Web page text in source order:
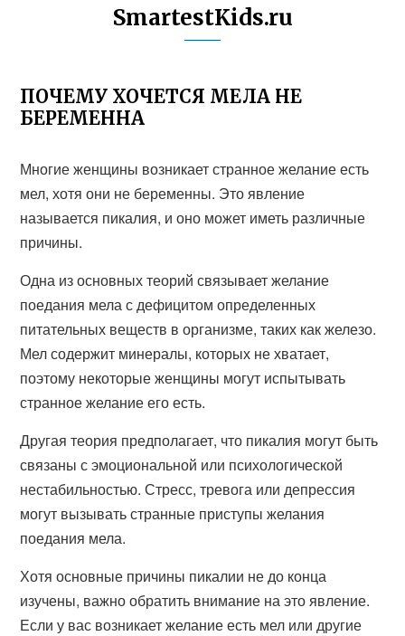
SmartestKids.ru
ПОЧЕМУ ХОЧЕТСЯ МЕЛА НЕ
БЕРЕМЕННА
Многие женщины возникает странное желание есть
мел, хотя они не беременны. Это явление
называется пикалия, и оно может иметь различные
причины.
Одна из основных теорий связывает желание
поедания мела с дефицитом определенных
питательных веществ в организме, таких как железо.
Мел содержит минералы, которых не хватает,
поэтому некоторые женщины могут испытывать
странное желание его есть.
Другая теория предполагает, что пикалия могут быть
связаны с эмоциональной или психологической
нестабильностью. Стресс, тревога или депрессия
могут вызывать странные приступы желания
поедания мела.
Хотя основные причины пикалии не до конца
изучены, важно обратить внимание на это явление.
Если у вас возникает желание есть мел или другие